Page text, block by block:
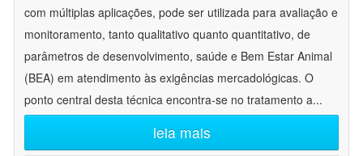
com múltiplas aplicações, pode ser utilizada para avaliação e
monitoramento, tanto qualitativo quanto quantitativo, de
parâmetros de desenvolvimento, saúde e Bem Estar Animal
(BEA) em atendimento às exigências mercadológicas. O
ponto central desta técnica encontra-se no tratamento a...
leia mais